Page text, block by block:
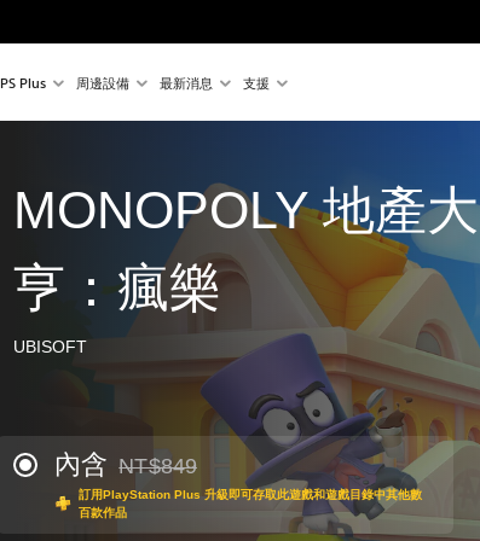
PS Plus 周邊設備 最新消息 支援
MONOPOLY 地產大
亨：瘋樂
UBISOFT
內含 折扣前原價為NT$849
NT$849
訂用PlayStation Plus 升級即可存取此遊戲和遊戲目錄中其他數
百款作品